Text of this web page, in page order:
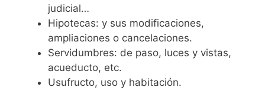
judicial…
Hipotecas: y sus modificaciones,
ampliaciones o cancelaciones.
Servidumbres: de paso, luces y vistas,
acueducto, etc.
Usufructo, uso y habitación.